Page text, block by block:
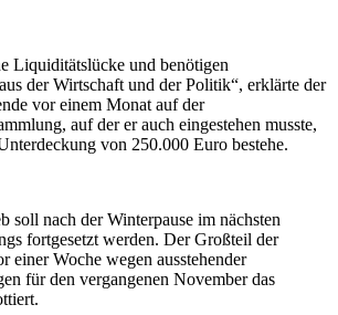
Liquiditätslücke und benötigen
der Wirtschaft und der Politik“, erklärte der
vor einem Monat auf der
auf der er auch eingestehen musste,
von 250.000 Euro bestehe.
soll nach der Winterpause im nächsten
fortgesetzt werden. Der Großteil der
einer Woche wegen ausstehender
für den vergangenen November das